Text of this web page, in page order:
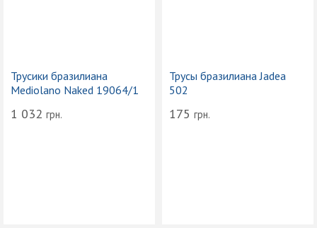
Трусики бразилиана
Mediolano Naked 19064/1
1 032 грн.
Трусы бразилиана Jadea
502
175 грн.